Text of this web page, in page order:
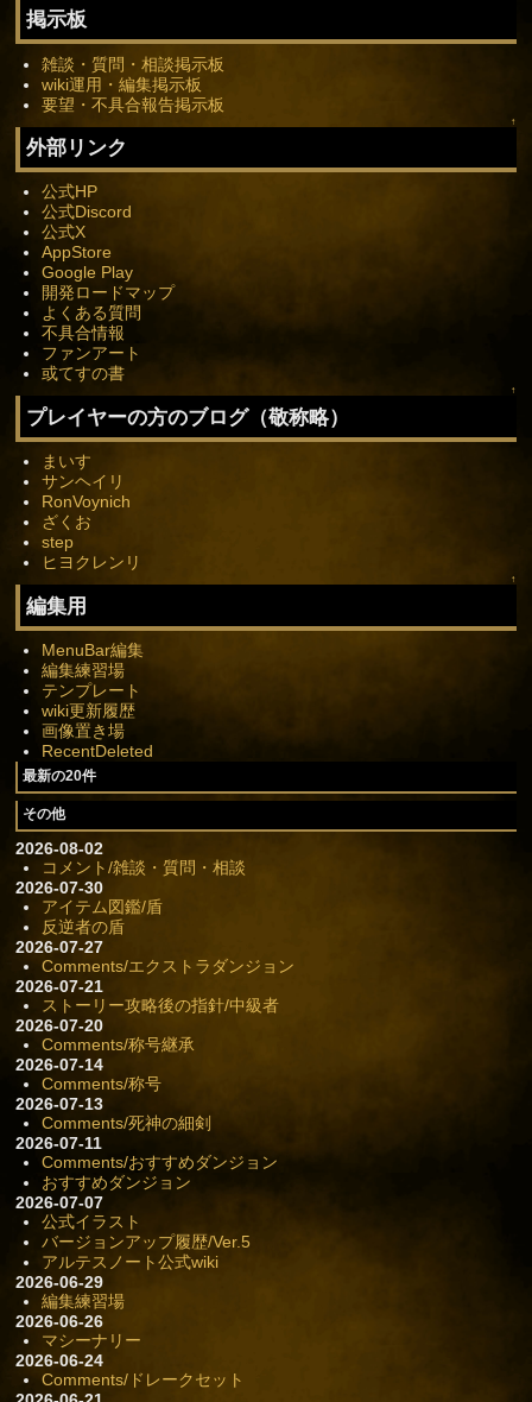
掲示板
雑談・質問・相談掲示板
wiki運用・編集掲示板
要望・不具合報告掲示板
↑
外部リンク
公式HP
公式Discord
公式X
AppStore
Google Play
開発ロードマップ
よくある質問
不具合情報
ファンアート
或てすの書
↑
プレイヤーの方のブログ（敬称略）
まいす
サンヘイリ
RonVoynich
ざくお
step
ヒヨクレンリ
↑
編集用
MenuBar編集
編集練習場
テンプレート
wiki更新履歴
画像置き場
RecentDeleted
最新の20件
その他
2026-08-02
コメント/雑談・質問・相談
2026-07-30
アイテム図鑑/盾
反逆者の盾
2026-07-27
Comments/エクストラダンジョン
2026-07-21
ストーリー攻略後の指針/中級者
2026-07-20
Comments/称号継承
2026-07-14
Comments/称号
2026-07-13
Comments/死神の細剣
2026-07-11
Comments/おすすめダンジョン
おすすめダンジョン
2026-07-07
公式イラスト
バージョンアップ履歴/Ver.5
アルテスノート公式wiki
2026-06-29
編集練習場
2026-06-26
マシーナリー
2026-06-24
Comments/ドレークセット